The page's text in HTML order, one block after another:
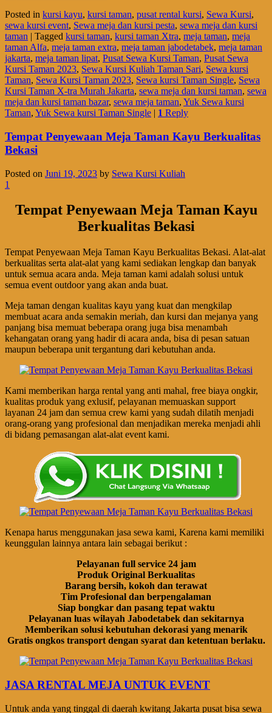
Posted in kursi kayu, kursi taman, pusat rental kursi, Sewa Kursi,
sewa kursi event, Sewa meja dan kursi pesta, sewa meja dan kursi
taman | Tagged kursi taman, kursi taman Xtra, meja taman, meja
taman Alfa, meja taman extra, meja taman jabodetabek, meja taman
jakarta, meja taman lipat, Pusat Sewa Kursi Taman, Pusat Sewa
Kursi Taman 2023, Sewa Kursi Kuliah Taman Sari, Sewa kursi
Taman, Sewa Kursi Taman 2023, Sewa kursi Taman Single, Sewa
Kursi Taman X-tra Murah Jakarta, sewa meja dan kursi taman, sewa
meja dan kursi taman bazar, sewa meja taman, Yuk Sewa kursi
Taman, Yuk Sewa kursi Taman Single | 1 Reply
Tempat Penyewaan Meja Taman Kayu Berkualitas
Bekasi
Posted on Juni 19, 2023 by Sewa Kursi Kuliah
1
Tempat Penyewaan Meja Taman Kayu
Berkualitas Bekasi
Tempat Penyewaan Meja Taman Kayu Berkualitas Bekasi. Alat-alat
berkualitas serta alat-alat yang kami sediakan lengkap dan banyak
untuk semua acara anda. Meja taman kami adalah solusi untuk
semua event outdoor yang akan anda buat.
Meja taman dengan kualitas kayu yang kuat dan mengkilap
membuat acara anda semakin meriah, dan kursi dan mejanya yang
panjang bisa memuat beberapa orang juga bisa menambah
kehangatan orang yang hadir di acara anda, bisa di pesan satuan
maupun beberapa unit tergantung dari kebutuhan anda.
Kami memberikan harga rental yang anti mahal, free biaya ongkir,
kualitas produk yang exlusif, pelayanan memuaskan support
layanan 24 jam dan semua crew kami yang sudah dilatih menjadi
orang-orang yang profesional dan menjadikan mereka menjadi ahli
di bidang pemasangan alat-alat event kami.
Kenapa harus menggunakan jasa sewa kami, Karena kami memiliki
keunggulan lainnya antara lain sebagai berikut :
Pelayanan full service 24 jam
Produk Original Berkualitas
Barang bersih, kokoh dan terawat
Tim Profesional dan berpengalaman
Siap bongkar dan pasang tepat waktu
Pelayanan luas wilayah Jabodetabek dan sekitarnya
Memberikan solusi kebutuhan dekorasi yang menarik
Gratis ongkos transport dengan syarat dan ketentuan berlaku.
JASA RENTAL MEJA UNTUK EVENT
Untuk anda yang tinggal di daerah kwitang Jakarta pusat bisa sewa